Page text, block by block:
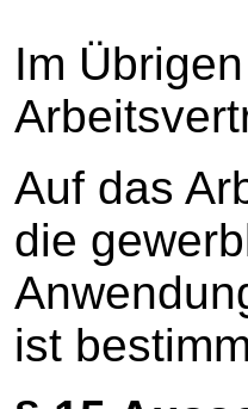
Im
Auf das
die
ist